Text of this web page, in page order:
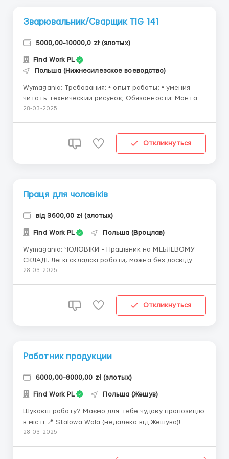
Зварювальник/Сварщик TIG 141
5000,00-10000,0 zł (злотых)
Find Work PL
Польша (Нижнесилезское воеводство)
Wymagania: Требования: • опыт работы; • умения
читать технический рисунок; Обязанности: Монтаж
и сварка тонкостенных трубных агрегатов из
компоненты авиационных двигателей. Gdzie
28-03-2025
Откликнуться
Праця для чоловіків
від 3600,00 zł (злотых)
Find Work PL Польша (Вроцлав)
Wymagania: ЧОЛОВІКИ - Працівник на МЕБЛЕВОМУ
СКЛАДІ. Легкі складскі роботи, можна без досвіду
роботи. Чому треба працювати з нами: ◆ УМОВА О
28-03-2025
Откликнуться
Работник продукции
6000,00-8000,00 zł (злотых)
Find Work PL Польша (Жешув)
Шукаєш роботу? Маємо для тебе чудову пропозицію
в місті 📍 Stalowa Wola (недалеко від Жешува)!
Робота для ЧОЛОВІКІВ на заводі з виробництва
28-03-2025